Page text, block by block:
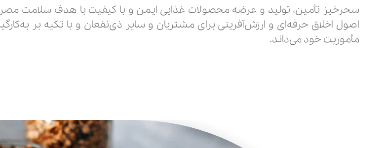
سحرخیز تأمین، تولید و عرضه محصولات غذایی ایمن و با کیفیت با هدف سلامت
اصول اخلاق حرفه‌ای و ارزش‌آفرینی برای مشتریان و سایر ذی‌نفعان و با تکیه بر
مأموریت خود می‌داند.